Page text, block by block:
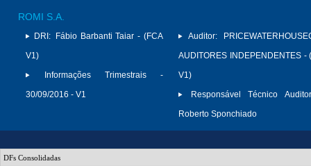
ROMI S.A.
DRI:
Fábio Barbanti Taiar - (FCA
V1)
Informações Trimestrais -
30/09/2016 - V1
Auditor:
AUDITORES INDEPENDENTES -
V1)
Responsável Técnico
Roberto Sponchiado